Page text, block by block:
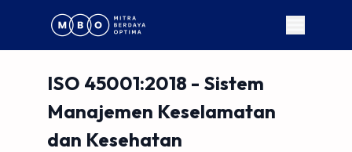
ISO 45001:2018 - Sistem
Manajemen Keselamatan
dan Kesehatan